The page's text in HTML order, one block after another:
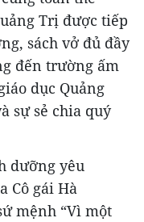
Trị được tiếp
sách vở đủ đầy
đến trường ấm
dục Quảng
sự sẻ chia quý
dưỡng yêu
Cô gái Hà
mệnh “Vì một